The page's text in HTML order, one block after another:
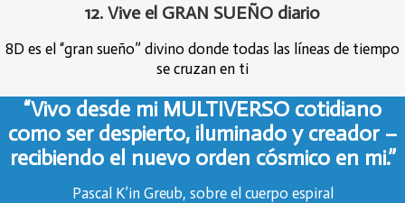
12. Vive el GRAN SUEÑO diario
8D es el “gran sueño” divino donde todas las líneas de tiempo
se cruzan en ti
“Vivo desde mi MULTIVERSO cotidiano
como ser despierto, iluminado y creador –
recibiendo el nuevo orden cósmico en mi.”
Pascal K’in Greub, sobre el cuerpo espiral